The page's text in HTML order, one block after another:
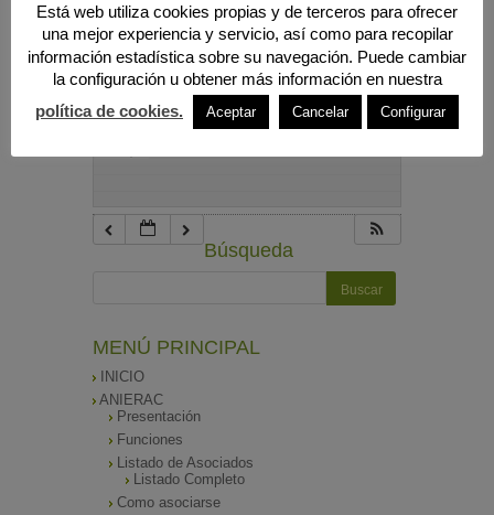
9:00 pm
10:00 pm
Búsqueda
MENÚ PRINCIPAL
INICIO
ANIERAC
Presentación
Funciones
Listado de Asociados
Listado Completo
Como asociarse
Está web utiliza cookies propias y de terceros para ofrecer
una mejor experiencia y servicio, así como para recopilar
información estadística sobre su navegación. Puede cambiar
la configuración u obtener más información en nuestra
política de cookies.
Aceptar Cancelar Configurar